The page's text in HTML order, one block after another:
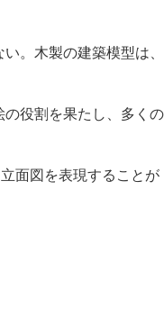
。木製の建築模型は、
役割を果たし、多くの
面図を表現することが